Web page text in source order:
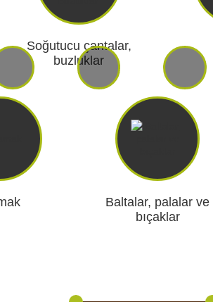
VE
AKÜLER VE PILLER
İÇI KAMERA
ÜRÜNLERE GÖZ ATIN
Kameraları
Soğutucu çantalar,
buzluklar
Baltalar, palalar ve
bıçaklar